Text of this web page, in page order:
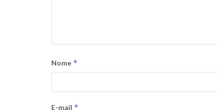
Nome *
E-mail *